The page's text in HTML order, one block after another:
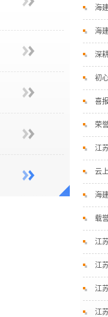
海
海
深
初
喜
荣
江
云
海
载
江
江
江
江